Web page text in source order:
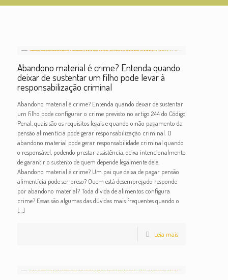
Abandono material é crime? Entenda quando
deixar de sustentar um filho pode levar à
responsabilização criminal
Abandono material é crime? Entenda quando deixar de sustentar
um filho pode configurar o crime previsto no artigo 244 do Código
Penal, quais são os requisitos legais e quando o não pagamento da
pensão alimentícia pode gerar responsabilização criminal. O
abandono material pode gerar responsabilidade criminal quando
o responsável, podendo prestar assistência, deixa intencionalmente
de garantir o sustento de quem depende legalmente dele.
Abandono material é crime? Um pai que deixa de pagar pensão
alimentícia pode ser preso? Quem está desempregado responde
por abandono material? Toda dívida de alimentos configura
crime? Essas são algumas das dúvidas mais frequentes quando o
[…]
Leia mais